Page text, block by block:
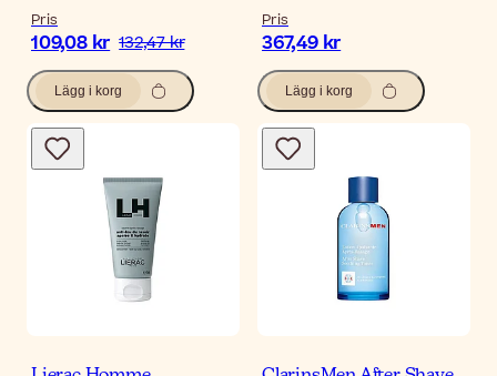
Pris
109,08 kr 132,47 kr
Lägg i korg
Pris
367,49 kr
Lägg i korg